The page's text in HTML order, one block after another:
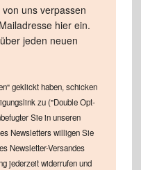
uns verpassen
hier ein.
jeden neuen
geklickt haben, schicken
zu ("Double Opt-
Sie in unseren
Newsletters willigen Sie
Newsletter-Versandes
jederzeit widerrufen und